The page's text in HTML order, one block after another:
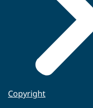
Copyright